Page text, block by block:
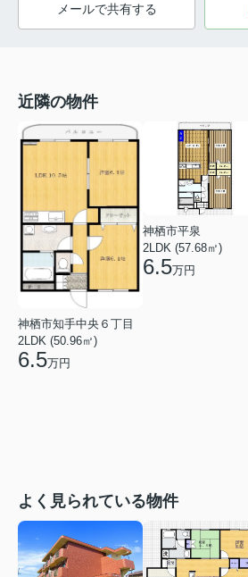
メールで共有する
近隣の物件
神栖市知手中央６丁目
2LDK (50.96㎡)
6.5万円
神栖市平泉
2LDK (57.68㎡)
6.5万円
よく見られている物件